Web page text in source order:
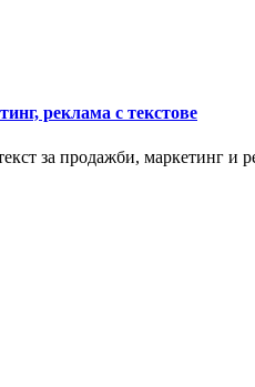
реклама с текстове
за продажби, маркетинг